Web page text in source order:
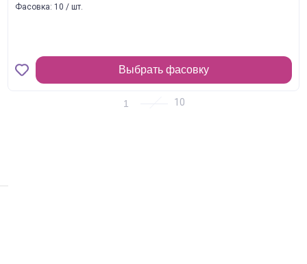
Фасовка: 10 / шт.
Выбрать фасовку
1